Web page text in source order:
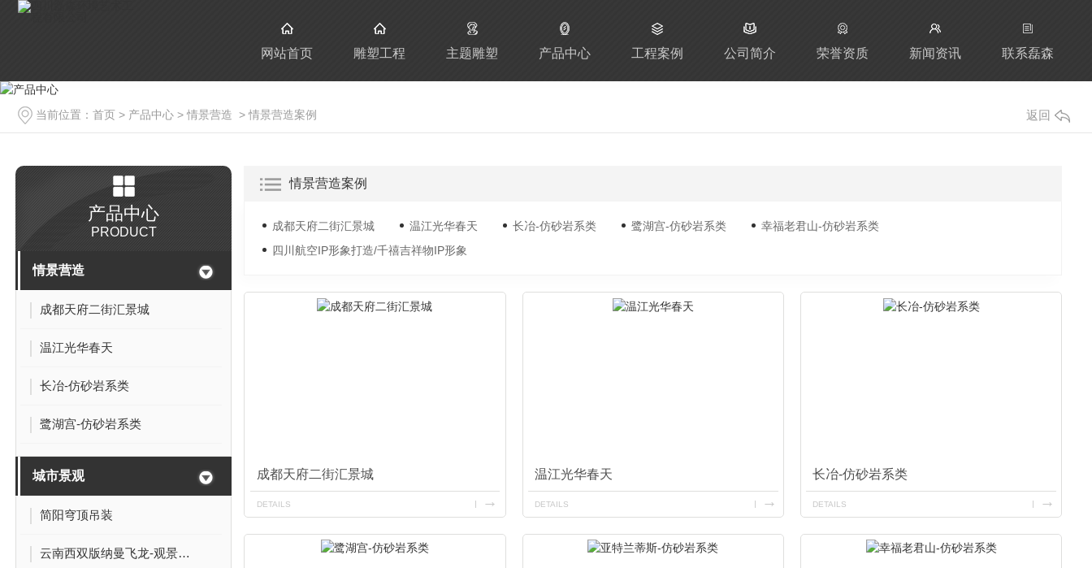
网站首页 雕塑工程 主题雕塑 产品中心 工程案例 公司简介 荣誉资质 新闻资讯 联系磊森
当前位置： 首页 > 产品中心 > 情景营造 > 情景营造案例 返回
产品中心
PRODUCT
情景营造
成都天府二街汇景城
温江光华春天
长冶-仿砂岩系类
鹭湖宫-仿砂岩系类
城市景观
简阳穹顶吊装
云南西双版纳曼飞龙-观景浮桥
情景营造案例
成都天府二街汇景城 温江光华春天 长冶-仿砂岩系类 鹭湖宫-仿砂岩系类
幸福老君山-仿砂岩系类
四川航空IP形象打造/千禧吉祥物IP形象
成都天府二街汇景城
DETAILS
温江光华春天
DETAILS
长冶-仿砂岩系类
DETAILS